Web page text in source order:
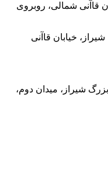
قاآنی شمالی، روبروی
خیابان قاآنی
شیراز، میدان دوم،